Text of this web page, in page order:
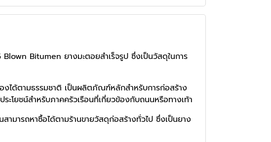
Bitumen ยางมะตอยสำเร็จรูป ซึ่งเป็นวัสดุในการ
ได้ตามธรรมชาติ เป็นผลิตภัณฑ์หลักสำหรับการก่อสร้าง
ะโยชน์สำหรับภาคครัวเรือนที่เกี่ยวข้องกับถนนหรือทางเท้า
มารถหาซื้อได้ตามร้านขายวัสดุก่อสร้างทั่วไป ซึ่งเป็นยาง